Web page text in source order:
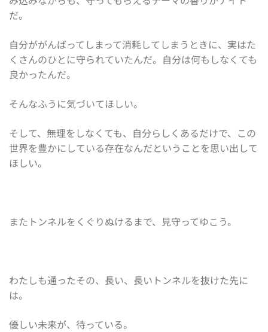
だ。
自分ががんばってしまって消耗してしまうときに、実はた
くさんのひとに守られていたんだ。自分は何もしなくても
良かったんだ。
そんなふうに気づいてほしい。
そして、無理をしなくても、自分らしくあるだけで、この
世界を豊かにしている存在なんだということを思い出して
ほしい。
またトンネルをくぐりぬけるまで、見守ってゆこう。
わたしも通ったその、長い、長いトンネルを抜けた先に
は。
優しい未来が、待っている。